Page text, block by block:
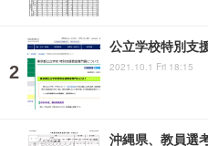
公立学校特別支
2021.10.1 Fri 18:15
沖縄県、教員選